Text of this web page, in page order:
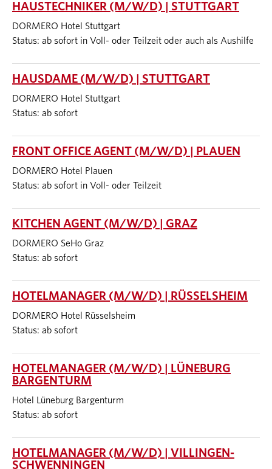
HAUSTECHNIKER (M/W/D) | STUTTGART
DORMERO Hotel Stuttgart
Status: ab sofort in Voll- oder Teilzeit oder auch als Aushilfe
HAUSDAME (M/W/D) | STUTTGART
DORMERO Hotel Stuttgart
Status: ab sofort
FRONT OFFICE AGENT (M/W/D) | PLAUEN
DORMERO Hotel Plauen
Status: ab sofort in Voll- oder Teilzeit
KITCHEN AGENT (M/W/D) | GRAZ
DORMERO SeHo Graz
Status: ab sofort
HOTELMANAGER (M/W/D) | RÜSSELSHEIM
DORMERO Hotel Rüsselsheim
Status: ab sofort
HOTELMANAGER (M/W/D) | LÜNEBURG
BARGENTURM
Hotel Lüneburg Bargenturm
Status: ab sofort
HOTELMANAGER (M/W/D) | VILLINGEN-
SCHWENNINGEN